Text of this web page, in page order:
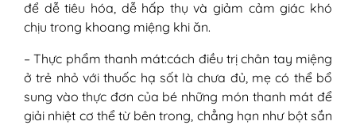
để dễ tiêu hóa, dễ hấp thụ và giảm cảm giác khó
chịu trong khoang miệng khi ăn.
– Thực phẩm thanh mát:cách điều trị chân tay miệng
ở trẻ nhỏ với thuốc hạ sốt là chưa đủ, mẹ có thể bổ
sung vào thực đơn của bé những món thanh mát để
giải nhiệt cơ thể từ bên trong, chẳng hạn như bột sắn